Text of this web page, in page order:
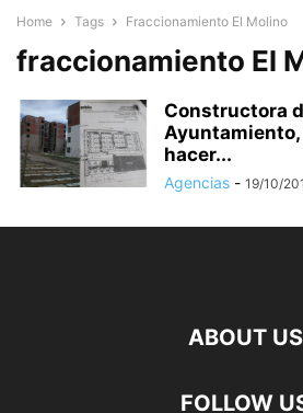
Home Tags Fraccionamiento El Molino
fraccionamiento El
Constructora
hacer...
Agencias - 19/10/
ABOUT US
FOLLOW